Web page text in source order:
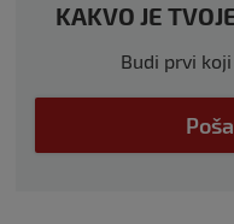
KAKVO JE
Budi prvi